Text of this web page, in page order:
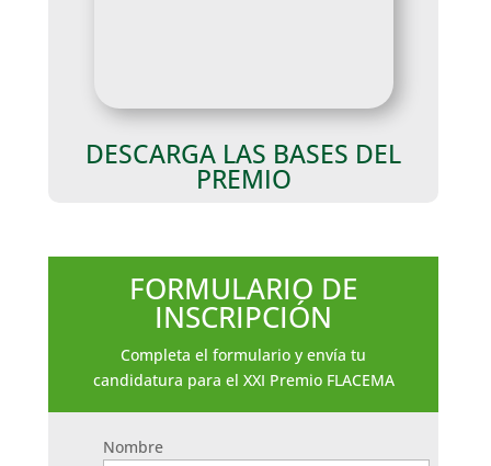
DESCARGA LAS BASES DEL
PREMIO
FORMULARIO DE
INSCRIPCIÓN
Completa el formulario y envía tu
candidatura para el XXI Premio FLACEMA
Nombre